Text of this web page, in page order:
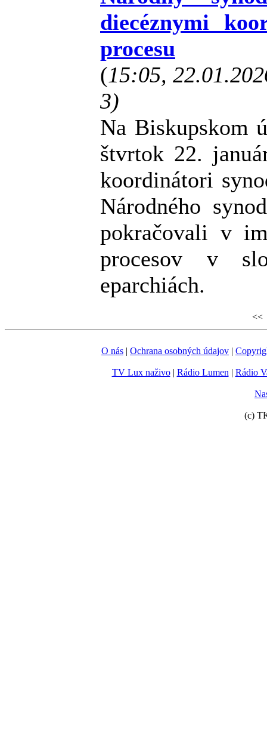
diecéznymi
procesu
(15:05,
3)
Na Biskupskom
štvrtok 22.
koordinátori
Národného
pokračovali v
procesov v
eparchiách.
<<
O nás | Ochrana osobných údajov |
TV Lux naživo| Rádio Lumen | Rádio
(c)